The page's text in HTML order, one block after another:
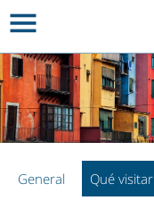
General Qué visitar